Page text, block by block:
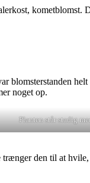
kometblomst.
blomsterstanden
noget op.
Planten står stadig
trænger den til at